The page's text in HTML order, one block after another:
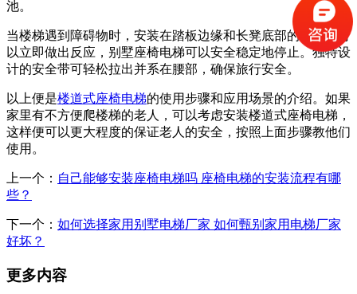
池。
当楼梯遇到障碍物时，安装在踏板边缘和长凳底部的传感器可
以立即做出反应，别墅座椅电梯可以安全稳定地停止。独特设
计的安全带可轻松拉出并系在腰部，确保旅行安全。
以上便是楼道式座椅电梯的使用步骤和应用场景的介绍。如果
家里有不方便爬楼梯的老人，可以考虑安装楼道式座椅电梯，
这样便可以更大程度的保证老人的安全，按照上面步骤教他们
使用。
上一个： 自己能够安装座椅电梯吗 座椅电梯的安装流程有哪
些？
下一个： 如何选择家用别墅电梯厂家 如何甄别家用电梯厂家
好坏？
更多内容